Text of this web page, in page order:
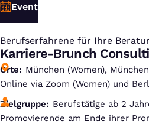
Event
Berufserfahrene für Ihre
:
Karriere-Brunch
Orte
München (Women),
Online via Zoom (Women) und
Zielgruppe
Berufstätige ab 2
Promovierende am Ende ihrer